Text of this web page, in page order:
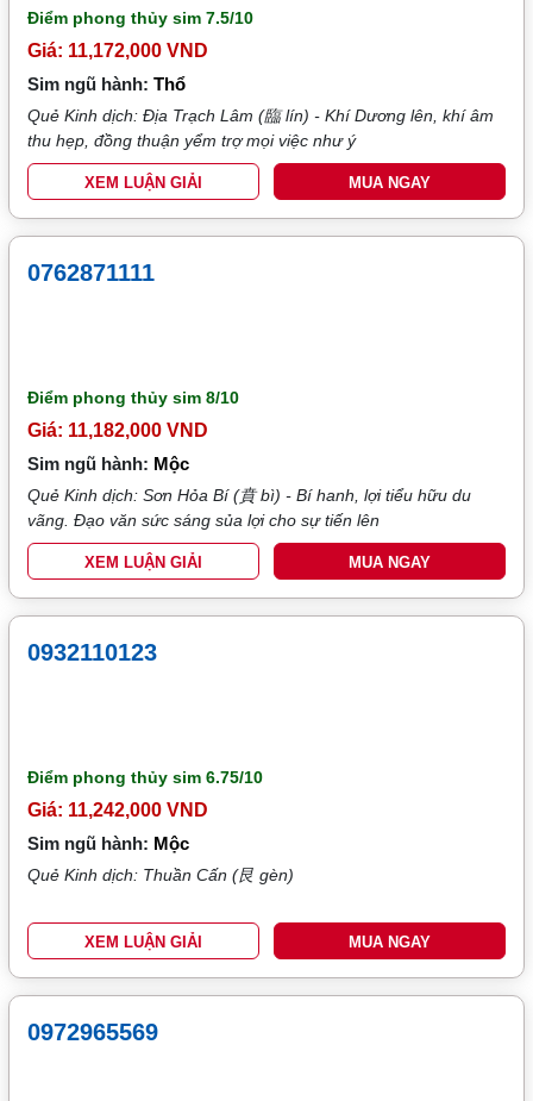
Điểm phong thủy sim7.5/10
Giá: 11,172,000 VND
Sim ngũ hành:Thổ
Quẻ Kinh dịch: Địa Trạch Lâm (臨 lín) - Khí Dương lên, khí âm
thu hẹp, đồng thuận yểm trợ mọi việc như ý
XEM LUẬN GIẢI MUA NGAY
0762871111
Điểm phong thủy sim8/10
Giá: 11,182,000 VND
Sim ngũ hành: Mộc
Quẻ Kinh dịch: Sơn Hỏa Bí (賁 bì) - Bí hanh, lợi tiểu hữu du
vãng. Đạo văn sức sáng sủa lợi cho sự tiến lên
XEM LUẬN GIẢI MUA NGAY
0932110123
Điểm phong thủy sim6.75/10
Giá: 11,242,000 VND
Sim ngũ hành: Mộc
Quẻ Kinh dịch: Thuần Cấn (艮 gèn)
XEM LUẬN GIẢI MUA NGAY
0972965569